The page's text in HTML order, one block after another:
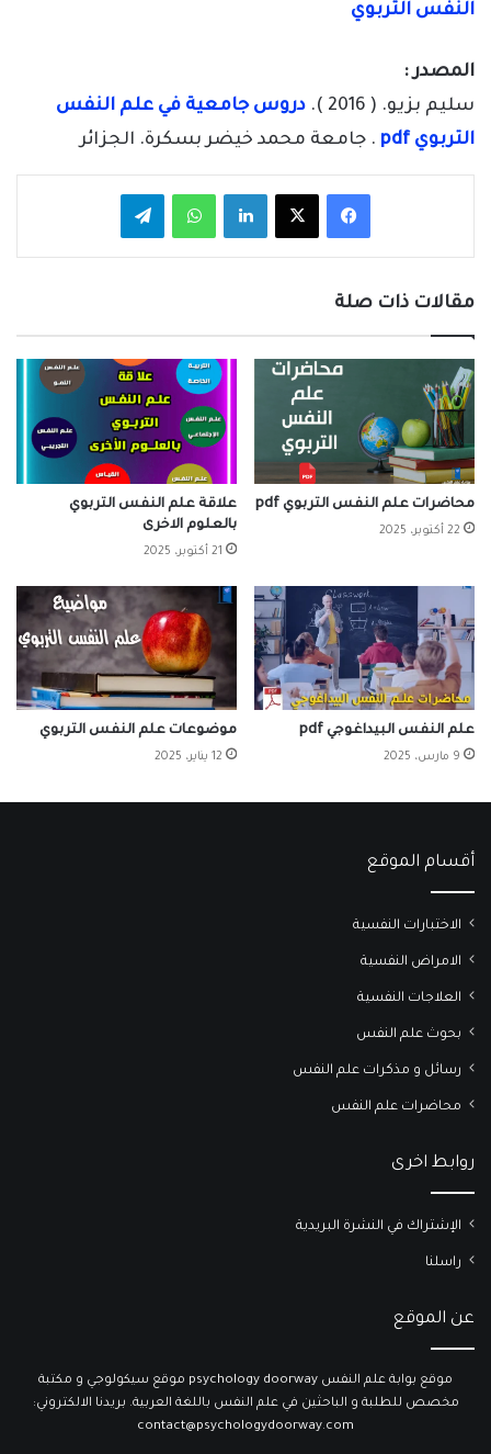
النفس التربوي
المصدر :
سليم بزيو. ( 2016 ).
دروس جامعية في علم النفس
التربوي pdf
. جامعة محمد خيضر بسكرة. الجزائر
فيسبوك لينكدإن واتساب
مقالات ذات صلة
محاضرات علم النفس التربوي pdf
22 أكتوبر، 2025
علاقة علم النفس التربوي
بالعلوم الاخرى
21 أكتوبر، 2025
علم النفس البيداغوجي pdf
9 مارس، 2025
موضوعات علم النفس التربوي
12 يناير، 2025
أقسام الموقع
الاختبارات النفسية
الامراض النفسية
العلاجات النفسية
بحوث علم النفس
رسائل و مذكرات علم النفس
محاضرات علم النفس
روابط اخرى
الإشتراك في النشرة البريدية
راسلنا
عن الموقع
موقع بوابة علم النفس psychology doorway موقع سيكولوجي و مكتبة
مخصص للطلبة و الباحثين في علم النفس باللغة العربية. بريدنا الالكتروني:
contact@psychologydoorway.com